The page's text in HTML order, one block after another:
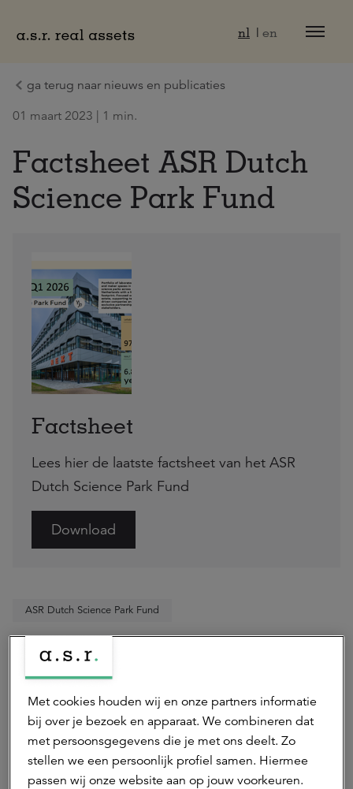
nl en
ga terug naar nieuws en publicaties
01 maart 2023 | 1 min.
Factsheet ASR Dutch
Science Park Fund
Factsheet
Lees hier de laatste factsheet van het ASR
Dutch Science Park Fund
Download
ASR Dutch Science Park Fund
Deel dit artikel
Hierna lezen
Met cookies houden wij en onze partners informatie
bij over je bezoek en apparaat. We combineren dat
met persoonsgegevens die je met ons deelt. Zo
stellen we een persoonlijk profiel samen. Hiermee
passen wij onze website aan op jouw voorkeuren.